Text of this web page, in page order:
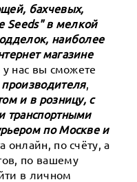
бахчевых,
Seeds" в мелкой
наиболее
магазине
у нас вы сможете
,
и в розницу, с
транспортными
по Москве и
онлайн, по счёту, а
по вашему
в личном